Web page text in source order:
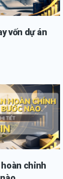
vốn dự án
chỉnh